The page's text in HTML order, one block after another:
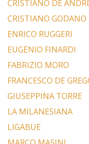
CRISTIANO DE
CRISTIANO GODANO
ENRICO RUGGERI
EUGENIO FINARDI
FABRIZIO MORO
FRANCESCO DE
GIUSEPPINA TORRE
LA MILANESIANA
LIGABUE